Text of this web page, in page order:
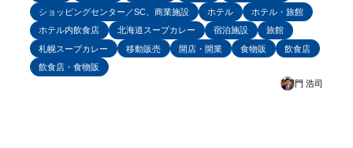
ショッピングセンター／SC、商業施設
ホテル
ホテル・旅館
ホテル内飲食店
北海道スープカレー 宿泊施設
旅館
札幌スープカレー
移動販売 開店・開業 食物販
飲食店
飲食店・食物販
門 浩司